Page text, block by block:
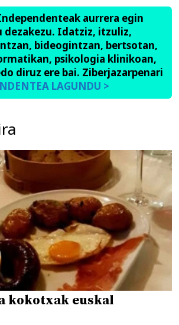
aurrera egin
dezakezu. Idatziz, itzuliz,
bideogintzan, bertsotan,
psikologia klinikoan,
diruz ere bai. Ziberjazarpenari
LAGUNDU >
kokotxak euskal